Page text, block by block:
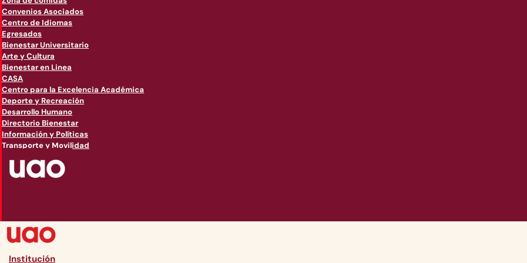
Convenios Asociados
Centro de Idiomas
Egresados
Bienestar Universitario
Arte y Cultura
Bienestar en Linea
CASA
Centro para la Excelencia Académica
Deporte y Recreación
Desarrollo Humano
Directorio Bienestar
Información y Políticas
Transporte y Movilidad
Institución